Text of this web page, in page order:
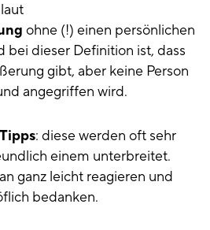
ohne (!) einen persönlichen
bei dieser Definition ist, dass
gibt, aber keine Person
angegriffen wird.
Tipps: diese werden oft sehr
einem unterbreitet.
ganz leicht reagieren und
bedanken.